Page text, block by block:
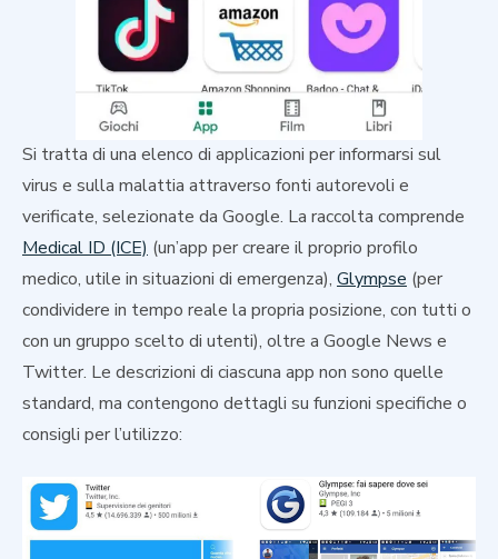
Si tratta di una elenco di applicazioni per informarsi sul
virus e sulla malattia attraverso fonti autorevoli e
verificate, selezionate da Google. La raccolta comprende
Medical ID (ICE) (un’app per creare il proprio profilo
medico, utile in situazioni di emergenza), Glympse (per
condividere in tempo reale la propria posizione, con tutti o
con un gruppo scelto di utenti), oltre a Google News e
Twitter. Le descrizioni di ciascuna app non sono quelle
standard, ma contengono dettagli su funzioni specifiche o
consigli per l’utilizzo: